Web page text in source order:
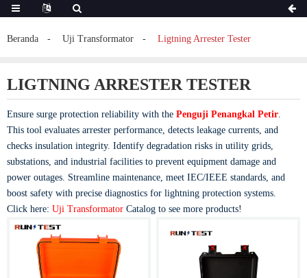
Beranda Uji Transformator Ligtning Arrester Tester
LIGTNING ARRESTER TESTER
Ensure surge protection reliability with the Penguji Penangkal Petir.
This tool evaluates arrester performance, detects leakage currents, and
checks insulation integrity. Identify degradation risks in utility grids,
substations, and industrial facilities to prevent equipment damage and
power outages. Streamline maintenance, meet IEC/IEEE standards, and
boost safety with precise diagnostics for lightning protection systems.
Click here: Uji Transformator Catalog to see more products!